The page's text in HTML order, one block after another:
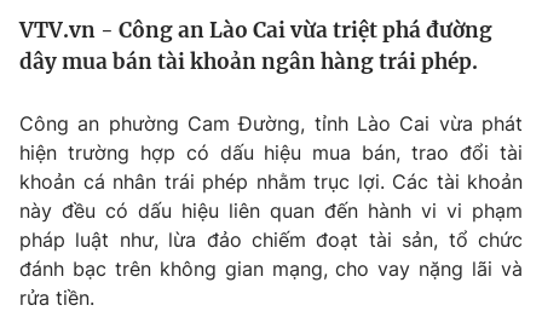
Thế giới
Tin tức
Thế giới đó đây
Câu chuyện quốc tế
Kinh tế
Tài chính
Thị trường
Góc doanh nghiệp
Dữ liệu và đời sống
Truyền hình
VTV.vn - Công an Lào Cai vừa triệt phá đường
dây mua bán tài khoản ngân hàng trái phép.
Công an phường Cam Đường, tỉnh Lào Cai vừa phát
hiện trường hợp có dấu hiệu mua bán, trao đổi tài
khoản cá nhân trái phép nhằm trục lợi. Các tài khoản
này đều có dấu hiệu liên quan đến hành vi vi phạm
pháp luật như, lừa đảo chiếm đoạt tài sản, tổ chức
đánh bạc trên không gian mạng, cho vay nặng lãi và
rửa tiền.